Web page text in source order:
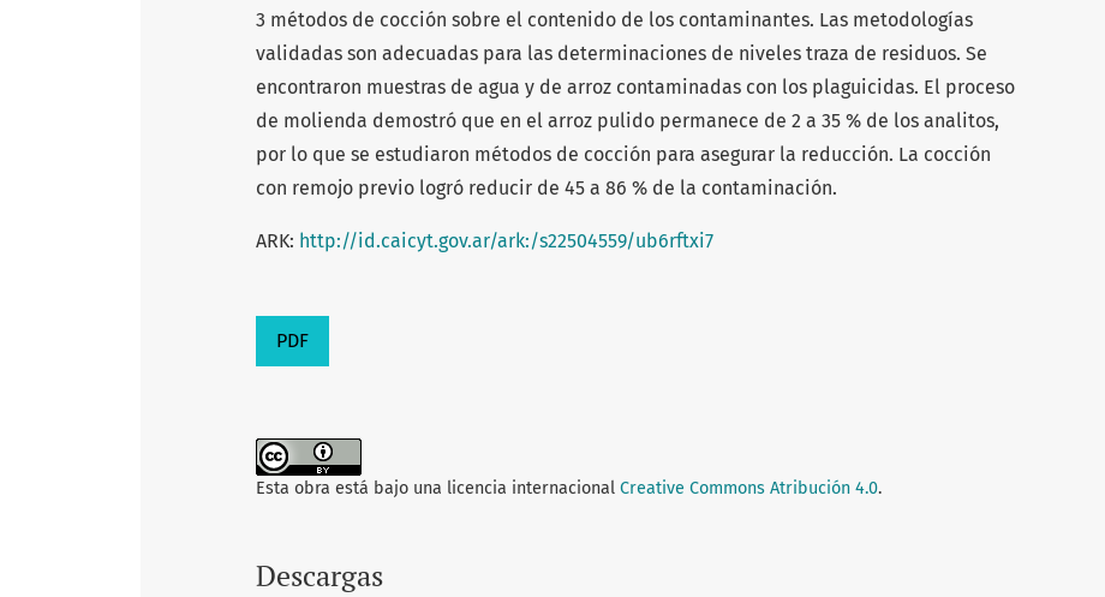
3 métodos de cocción sobre el contenido de los contaminantes. Las metodologías
validadas son adecuadas para las determinaciones de niveles traza de residuos. Se
encontraron muestras de agua y de arroz contaminadas con los plaguicidas. El proceso
de molienda demostró que en el arroz pulido permanece de 2 a 35 % de los analitos,
por lo que se estudiaron métodos de cocción para asegurar la reducción. La cocción
con remojo previo logró reducir de 45 a 86 % de la contaminación.
ARK: http://id.caicyt.gov.ar/ark:/s22504559/ub6rftxi7
PDF
Esta obra está bajo una licencia internacional Creative Commons Atribución 4.0.
Descargas